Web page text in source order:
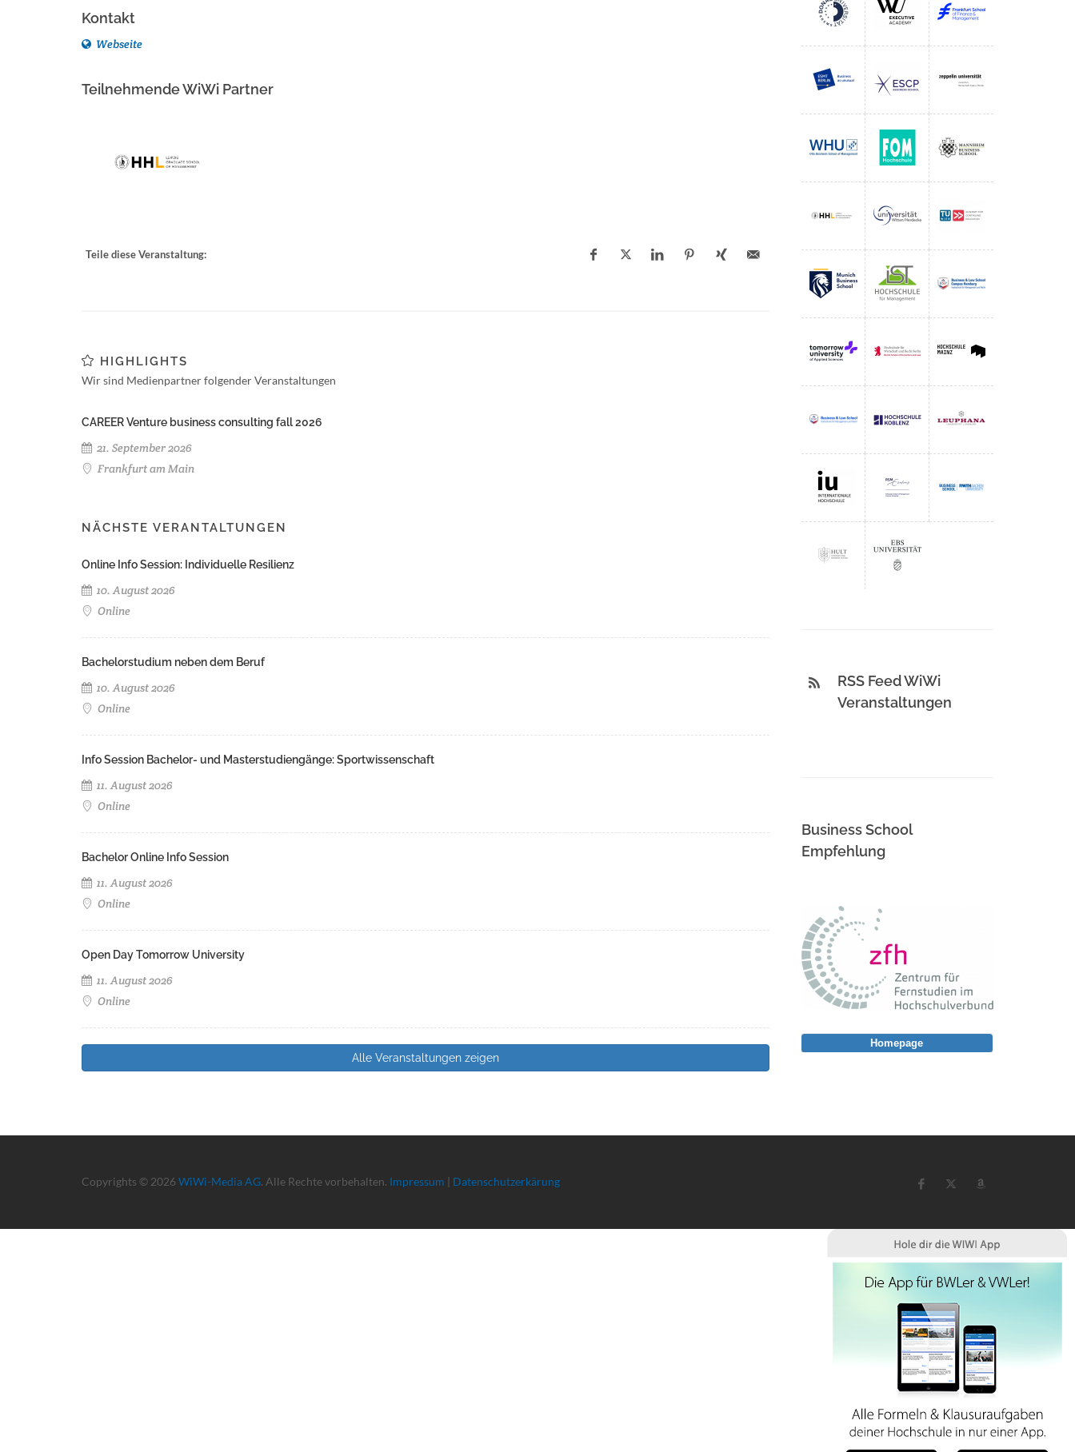
Kontakt
Webseite
Teilnehmende WiWi Partner
Teile diese Veranstaltung:
HIGHLIGHTS
Wir sind Medienpartner folgender Veranstaltungen
CAREER Venture business consulting fall 2026
21. September 2026
Frankfurt am Main
NÄCHSTE VERANTALTUNGEN
Online Info Session: Individuelle Resilienz
10. August 2026
Online
Bachelorstudium neben dem Beruf
10. August 2026
Online
Info Session Bachelor- und Masterstudiengänge: Sportwissenschaft
11. August 2026
Online
Bachelor Online Info Session
11. August 2026
Online
Open Day Tomorrow University
11. August 2026
Online
Alle Veranstaltungen zeigen
RSS Feed WiWi
Veranstaltungen
Business School
Empfehlung
Copyrights © 2026 WiWi-Media AG. Alle Rechte vorbehalten. Impressum | Datenschutzerkärung
Homepage